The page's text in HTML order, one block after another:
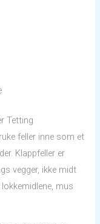
Tetting
feller inne som et
Klappfeller er
vegger, ikke midt
mus